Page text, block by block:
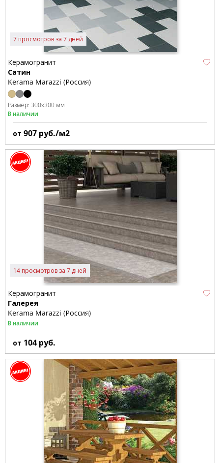
7 просмотров за 7 дней
Керамогранит
Сатин
Kerama Marazzi (Россия)
Размер: 300x300 мм
В наличии
от 907 руб./м2
14 просмотров за 7 дней
Керамогранит
Галерея
Kerama Marazzi (Россия)
В наличии
от 104 руб.